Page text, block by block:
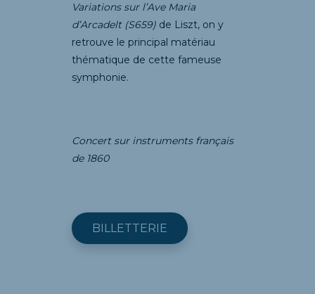
Variations sur l’Ave Maria
d’Arcadelt (S659) de Liszt, on y
retrouve le principal matériau
thématique de cette fameuse
symphonie.
Concert sur instruments français
de 1860
BILLETTERIE